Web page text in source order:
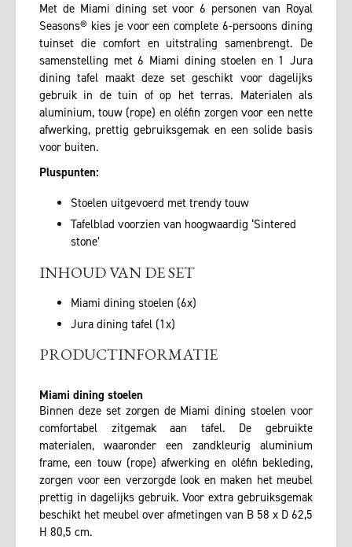
Met de Miami dining set voor 6 personen van Royal
Seasons® kies je voor een complete 6-persoons dining
tuinset die comfort en uitstraling samenbrengt. De
samenstelling met 6 Miami dining stoelen en 1 Jura
dining tafel maakt deze set geschikt voor dagelijks
gebruik in de tuin of op het terras. Materialen als
aluminium, touw (rope) en oléfin zorgen voor een nette
afwerking, prettig gebruiksgemak en een solide basis
voor buiten.
Pluspunten:
Stoelen uitgevoerd met trendy touw
Tafelblad voorzien van hoogwaardig ‘Sintered
stone’
INHOUD VAN DE SET
Miami dining stoelen (6x)
Jura dining tafel (1x)
PRODUCTINFORMATIE
Miami dining stoelen
Binnen deze set zorgen de Miami dining stoelen voor
comfortabel zitgemak aan tafel. De gebruikte
materialen, waaronder een zandkleurig aluminium
frame, een touw (rope) afwerking en oléfin bekleding,
zorgen voor een verzorgde look en maken het meubel
prettig in dagelijks gebruik. Voor extra gebruiksgemak
beschikt het meubel over afmetingen van B 58 x D 62,5
H 80,5 cm.